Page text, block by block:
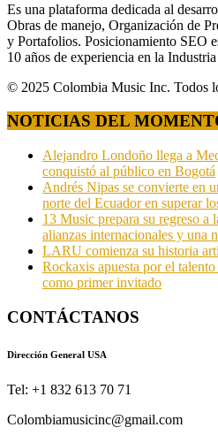
Es una plataforma dedicada al
Obras de manejo, Organización de
y Portafolios. Posicionamiento SEO
10 años de experiencia en la
© 2025 Colombia Music Inc. Todos
NOTICIAS DEL
Alejandro Londoño llega a
conquistó al público en Bogotá
Andrés Nipas se convierte en
norte del Ecuador en superar
13 Music prepara su regreso a
alianzas internacionales y una
LARU comienza su historia
Rockaxis apuesta por el
como primer invitado
CONTÁCTANOS
Dirección General USA
Tel: +1 832 613 70 71
Colombiamusicinc@gmail.com